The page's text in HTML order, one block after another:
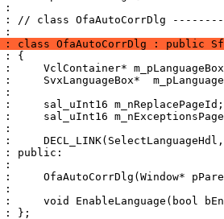
: // class OfaAutoCorrDlg
: class OfaAutoCorrDlg : public